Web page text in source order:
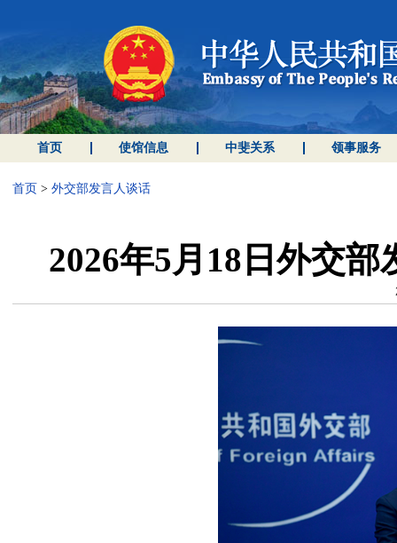
首页 使馆信息 中斐关系 领事服务
首页 > 外交部发言人谈话
2026年5月18日外交